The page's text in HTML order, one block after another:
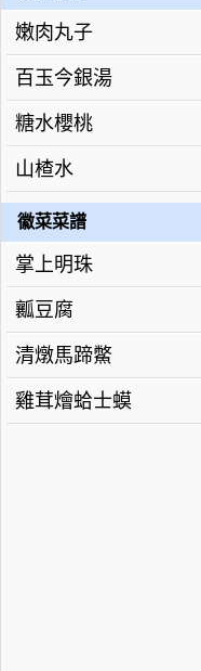
嫩肉丸子
百玉今銀湯
糖水櫻桃
山楂水
徽菜菜譜
掌上明珠
瓤豆腐
清燉馬蹄鱉
雞茸燴蛤士蟆